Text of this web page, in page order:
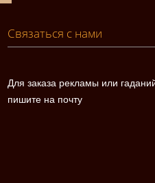
Связаться с нами
Для заказа рекламы или
пишите на почту